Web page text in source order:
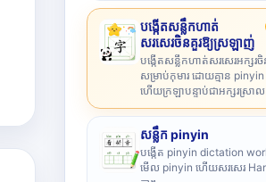
បង្កើតសន្លឹកហាត់
សរសេរចិនគួរឱ្យស្រឡាញ់
បង្កើតសន្លឹកហាត់សរសេរអក្សរ
សម្រាប់កុមារ ដោយគ្មាន
ហើយក្រឡាបន្ទាប់ជាអក្សរស្រា
សន្លឹក pinyin
បង្កើត pinyin dictation
មើល pinyin ហើយសរសេរ